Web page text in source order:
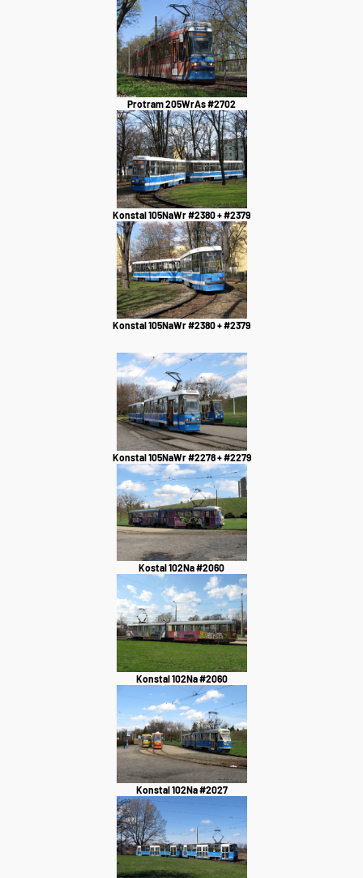
Protram 205WrAs #2702
Konstal 105NaWr #2380 + #2379
Konstal 105NaWr #2380 + #2379
Konstal 105NaWr #2278 + #2279
Kostal 102Na #2060
Konstal 102Na #2060
Konstal 102Na #2027